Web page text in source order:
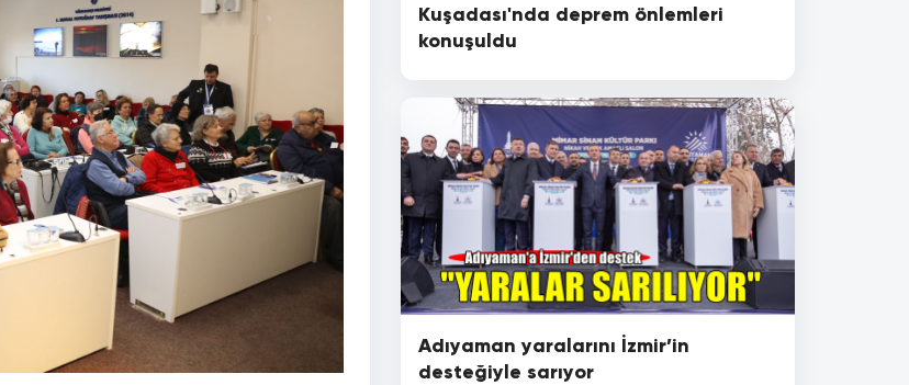
Kuşadası'nda deprem önlemleri
konuşuldu
Adıyaman yaralarını İzmir’in
desteğiyle sarıyor